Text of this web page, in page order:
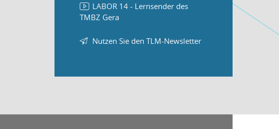
LABOR 14 - Lernsender des
TMBZ Gera
Nutzen Sie den TLM-Newsletter